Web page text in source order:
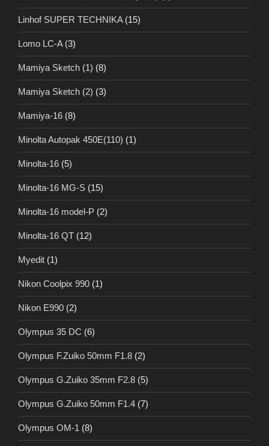
Linhof SUPER TECHNIKA(15)
Lomo LC-A(3)
Mamiya Sketch (1) (8)
Mamiya Sketch (2) (3)
Mamiya-16 (8)
Minolta Autopak 450E(110) (1)
Minolta-16 (5)
Minolta-16 MG-S (15)
Minolta-16 model-P (2)
Minolta-16 QT (12)
Myedit (1)
Nikon Coolpix 990 (1)
Nikon E990 (2)
Olympus 35 DC (6)
Olympus F.Zuiko 50mm F1.8 (2)
Olympus G.Zuiko 35mm F2.8 (5)
Olympus G.Zuiko 50mm F1.4 (7)
Olympus OM-1 (8)